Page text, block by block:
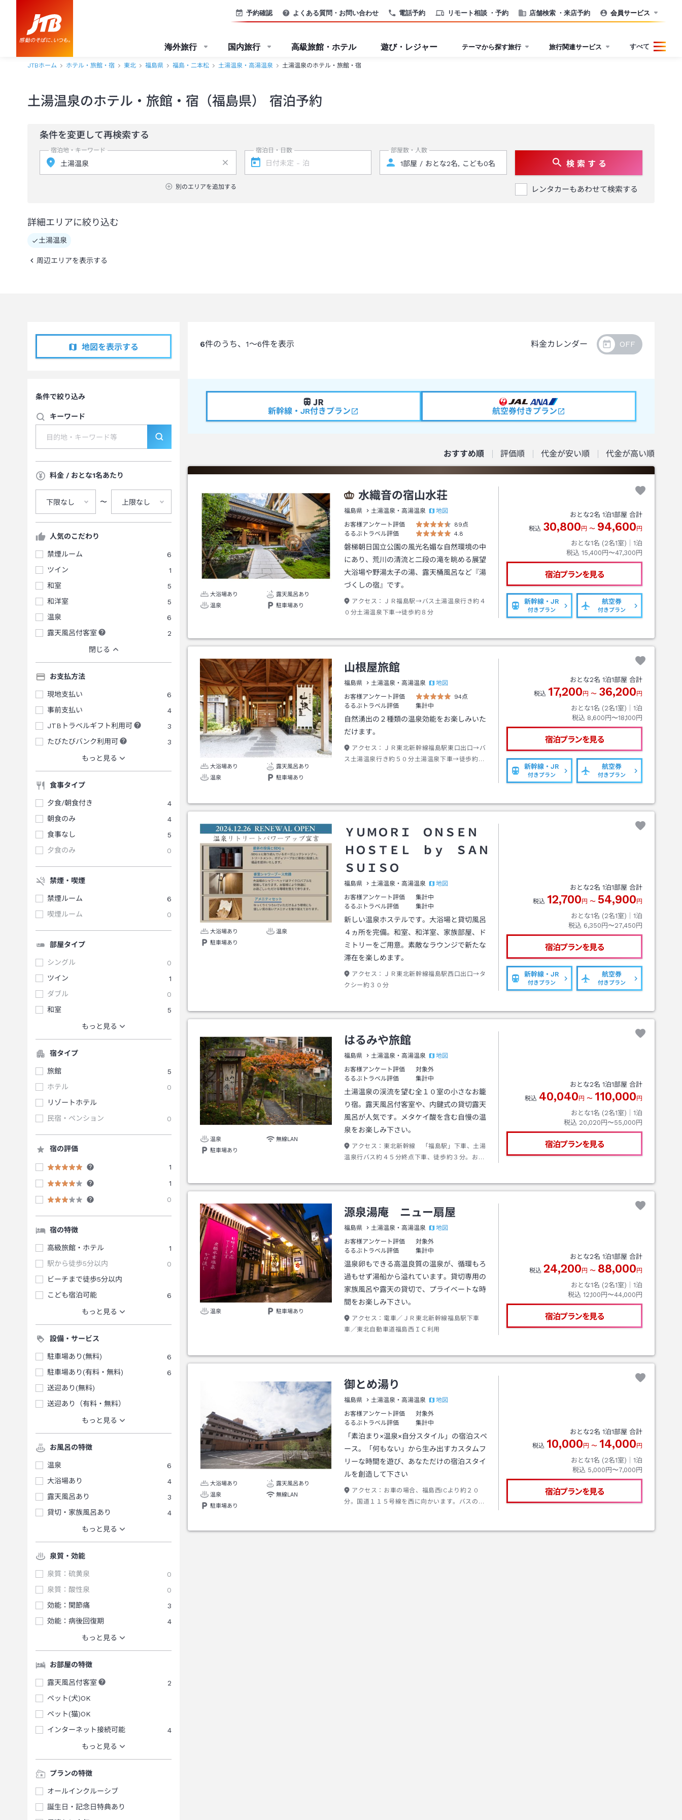
電話予約 リモート相談 ・予約 店舗検索 ・来店予約
予約確認 よくある質問・お問い合わせ 会員サービス
海外旅行 国内旅行 高級旅館・ホテル 遊び・レジャー テーマから探す旅行 旅行関連サービス すべて
JTBホーム ホテル・旅館・宿 東北 福島県 福島・二本松 土湯温泉・高湯温泉 土湯温泉のホテル・旅館・宿
土湯温泉のホテル・旅館・宿（福島県） 宿泊予約
条件を変更して再検索する
宿泊地・キーワード
別のエリアを追加する
宿泊日・日数 部屋数・人数
検 索 す る
レンタカーもあわせて検索する
詳細エリアに絞り込む
土湯温泉
周辺エリアを表示する
地図を表示する
条件で絞り込み
キーワード
料金 / おとな1名あたり
下限なし 〜 上限なし
人気のこだわり
禁煙ルーム
6
ツイン
1
和室
5
和洋室
5
温泉
6
露天風呂付客室
2
閉じる
お支払方法
現地支払い
6
事前支払い
4
JTBトラベルギフト利用可
3
たびたびバンク利用可
3
もっと見る
食事タイプ
夕食/朝食付き
4
朝食のみ
4
食事なし
5
夕食のみ
0
禁煙・喫煙
禁煙ルーム
6
喫煙ルーム
0
部屋タイプ
シングル
0
ツイン
1
ダブル
0
和室
5
もっと見る
宿タイプ
旅館
5
ホテル
0
リゾートホテル
民宿・ペンション
0
宿の評価
1
1
0
宿の特徴
高級旅館・ホテル
1
駅から徒歩5分以内
0
ビーチまで徒歩5分以内
こども宿泊可能
6
もっと見る
設備・サービス
駐車場あり(無料)
6
駐車場あり(有料・無料)
6
送迎あり(無料)
送迎あり（有料・無料）
もっと見る
お風呂の特徴
温泉
6
大浴場あり
4
露天風呂あり
3
貸切・家族風呂あり
4
もっと見る
泉質・効能
泉質：硫黄泉
0
泉質：酸性泉
0
効能：関節痛
3
効能：病後回復期
4
もっと見る
お部屋の特徴
露天風呂付客室
2
ペット(犬)OK
ペット(猫)OK
インターネット接続可能
4
もっと見る
プランの特徴
オールインクルーシブ
誕生日・記念日特典あり
6件のうち、 1～6件を表示 料金カレンダー
新幹線・JR付きプラン 航空券付きプラン
おすすめ順 評価順 代金が安い順 代金が高い順
大浴場あり
露天風呂あり
温泉
駐車場あり
水織音の宿山水荘
福島県 土湯温泉・高湯温泉
地図
お客様アンケート評価
89点
るるぶトラベル評価
4.8
磐梯朝日国立公園の風光名媚な自然環境の中
にあり、荒川の清流と二段の滝を眺める展望
大浴場や野湯太子の湯、露天桶風呂など『湯
づくしの宿』です。
アクセス：
ＪＲ福島駅→バス土湯温泉行き約４
０分土湯温泉下車→徒歩約８分
おとな2名 1泊1部屋 合計
税込 30,800 円 〜 94,600 円
おとな1名 (2名1室)｜ 1泊
税込 15,400円〜47,300円
宿泊プランを見る
新幹線・JR
付きプラン
航空券
付きプラン
大浴場あり
露天風呂あり
温泉
駐車場あり
山根屋旅館
福島県 土湯温泉・高湯温泉
地図
お客様アンケート評価
94点
るるぶトラベル評価
集計中
自然湧出の２種類の温泉効能をお楽しみいた
だけます。
アクセス：
ＪＲ東北新幹線福島駅東口出口→バ
ス土湯温泉行き約５０分土湯温泉下車→徒歩約３
おとな2名 1泊1部屋 合計
税込 17,200 円 〜 36,200 円
おとな1名 (2名1室)｜ 1泊
税込 8,600円〜18,100円
宿泊プランを見る
新幹線・JR
付きプラン
航空券
付きプラン
大浴場あり
温泉
駐車場あり
ＹＵＭＯＲＩ ＯＮＳＥＮ
ＨＯＳＴＥＬ ｂｙ ＳＡＮ
ＳＵＩＳＯ
福島県 土湯温泉・高湯温泉
地図
お客様アンケート評価
集計中
るるぶトラベル評価
集計中
新しい温泉ホステルです。大浴場と貸切風呂
４ヵ所を完備。和室、和洋室、家族部屋、ド
ミトリーをご用意。素敵なラウンジで新たな
滞在を楽しめます。
アクセス：
ＪＲ東北新幹線福島駅西口出口→タ
クシー約３０分
おとな2名 1泊1部屋 合計
税込 12,700 円 〜 54,900 円
おとな1名 (2名1室)｜ 1泊
税込 6,350円〜27,450円
宿泊プランを見る
新幹線・JR
付きプラン
航空券
付きプラン
温泉
無線LAN
駐車場あり
はるみや旅館
福島県 土湯温泉・高湯温泉
地図
お客様アンケート評価
対象外
るるぶトラベル評価
集計中
土湯温泉の渓流を望む全１０室の小さなお籠
り宿。露天風呂付客室や、内鍵式の貸切露天
風呂が人気です。メタケイ酸を含む自慢の温
泉をお楽しみ下さい。
アクセス： 東北新幹線 「福島駅」下車、土湯
温泉行バス約４５分終点下車、徒歩約３分。お車
を下ってきていただきます。
おとな2名 1泊1部屋 合計
税込 40,040 円 〜 110,000 円
おとな1名 (2名1室)｜ 1泊
税込 20,020円〜55,000円
宿泊プランを見る
温泉 駐車場あり
源泉湯庵 ニュー扇屋
福島県 土湯温泉・高湯温泉
地図
お客様アンケート評価
対象外
るるぶトラベル評価
集計中
温泉卵もできる高温良質の温泉が、循環もろ
過もせず湯船から溢れています。貸切専用の
家族風呂や露天の貸切で、プライベートな時
間をお楽しみ下さい。
アクセス： 電車／ＪＲ東北新幹線福島駅下車
車／東北自動車道福島西ＩＣ利用
おとな2名 1泊1部屋 合計
税込 24,200 円 〜 88,000 円
おとな1名 (2名1室)｜ 1泊
税込 12,100円〜44,000円
宿泊プランを見る
大浴場あり
露天風呂あり
温泉
無線LAN
駐車場あり
御とめ湯り
福島県 土湯温泉・高湯温泉
地図
お客様アンケート評価
対象外
るるぶトラベル評価
集計中
「素泊まり×温泉×自分スタイル」の宿泊スペ
ース。「何もない」から生み出すカスタムフ
リーな時間を遊び、あなただけの宿泊スタイ
ルを創造して下さい
アクセス： お車の場合、福島西ICより約２０
分。国道１１５号線を西に向かいます。バスの場
おとな2名 1泊1部屋 合計
税込 10,000 円 〜 14,000 円
おとな1名 (2名1室)｜ 1泊
税込 5,000円〜7,000円
宿泊プランを見る